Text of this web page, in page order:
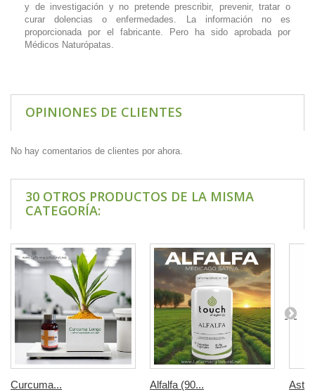
y de investigación y no pretende prescribir, prevenir, tratar o
curar dolencias o enfermedades. La información no es
proporcionada por el fabricante. Pero ha sido aprobada por
Médicos Naturópatas.
OPINIONES DE CLIENTES
No hay comentarios de clientes por ahora.
30 OTROS PRODUCTOS DE LA MISMA
CATEGORÍA:
Curcuma... Alfalfa (90...